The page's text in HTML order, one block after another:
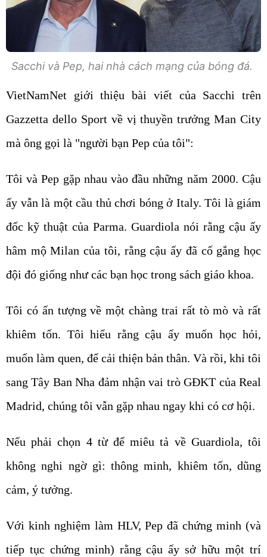
Sacchi và Pep, hai nhà cách mạng của bóng đá.
VietNamNet giới thiệu bài viết của Sacchi trên
Gazzetta dello Sport về vị thuyền trưởng Man City
mà ông gọi là "người bạn Pep của tôi":
Tôi và Pep gặp nhau vào đầu những năm 2000. Cậu
ấy vẫn là một cầu thủ chơi bóng ở Italy. Tôi là giám
đốc kỹ thuật của Parma. Guardiola nói rằng cậu ấy
hâm mộ Milan của tôi, rằng cậu ấy đã cố gắng học
đội đó giống như các bạn học trong sách giáo khoa.
Tôi có ấn tượng về một chàng trai rất tò mò và rất
khiêm tốn. Tôi hiểu rằng cậu ấy muốn học hỏi,
muốn làm quen, để cải thiện bản thân. Và rồi, khi tôi
sang Tây Ban Nha đảm nhận vai trò GĐKT của Real
Madrid, chúng tôi vẫn gặp nhau ngay khi có cơ hội.
Nếu phải chọn 4 từ để miêu tả về Guardiola, tôi
không nghi ngờ gì: thông minh, khiêm tốn, dũng
cảm, ý tưởng.
Với kinh nghiệm làm HLV, Pep đã chứng minh (và
tiếp tục chứng minh) rằng cậu ấy sở hữu một trí